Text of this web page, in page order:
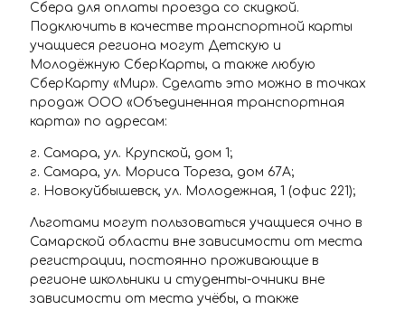
Сбера для оплаты проезда со скидкой.
Подключить в качестве транспортной карты
учащиеся региона могут Детскую и
Молодёжную СберКарты, а также любую
СберКарту «Мир». Сделать это можно в точках
продаж ООО «Объединенная транспортная
карта» по адресам:
г. Самара, ул. Крупской, дом 1;
г. Самара, ул. Мориса Тореза, дом 67А;
г. Новокуйбышевск, ул. Молодежная, 1 (офис 221);
Льготами могут пользоваться учащиеся очно в
Самарской области вне зависимости от места
регистрации, постоянно проживающие в
регионе школьники и студенты-очники вне
зависимости от места учёбы, а также